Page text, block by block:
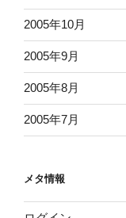
2005年10月
2005年9月
2005年8月
2005年7月
メタ情報